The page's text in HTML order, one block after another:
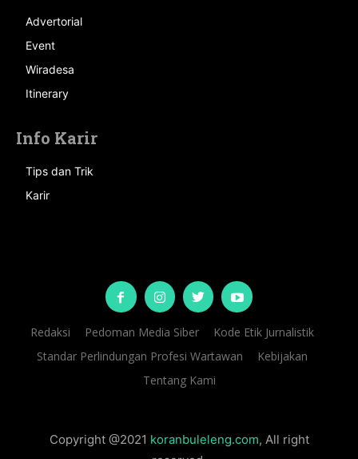
Advertorial
Event
Wiradesa
Itinerary
Info Karir
Tips dan Trik
Karir
Redaksi Pedoman Media Siber
Kode Etik Jurnalistik
Standar Perlindungan Profesi Wartawan
Kebijakan
Tentang Kami
Copyright @2021 koranbuleleng.com, All right